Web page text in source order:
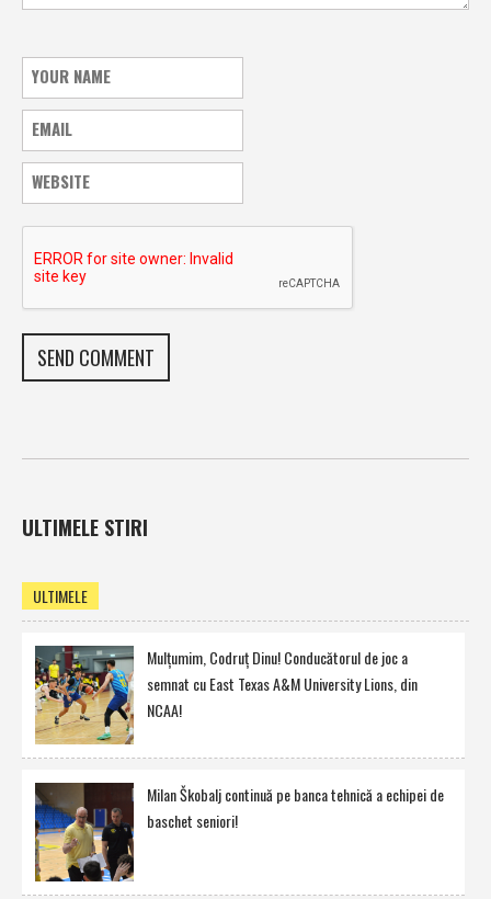
ULTIMELE STIRI
ULTIMELE
Mulţumim, Codruţ Dinu! Conducătorul de joc a
semnat cu East Texas A&M University Lions, din
NCAA!
Milan Škobalj continuă pe banca tehnică a echipei de
baschet seniori!